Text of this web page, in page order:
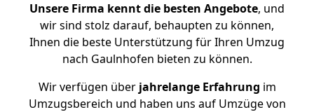
Unsere Firma kennt die besten Angebote, und
wir sind stolz darauf, behaupten zu können,
Ihnen die beste Unterstützung für Ihren Umzug
nach Gaulnhofen bieten zu können.
Wir verfügen überjahrelange Erfahrung im
Umzugsbereich und haben uns auf Umzüge von